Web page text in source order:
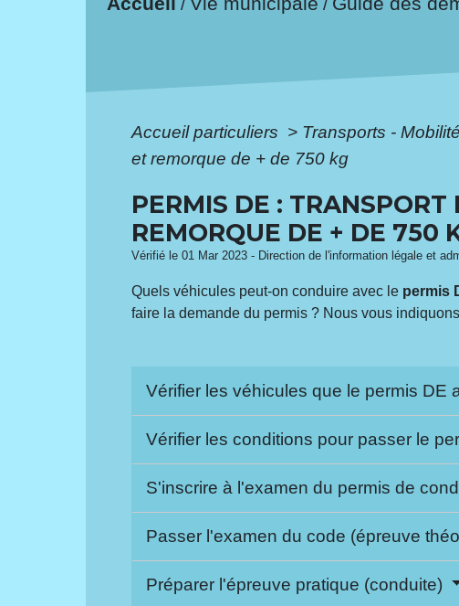
/ /
Accueil particuliers > Transports - Mobilité
et remorque de + de 750 kg
PERMIS DE : TRANSPORT
REMORQUE DE + DE 750
Vérifié le 01 Mar 2023 - Direction de l'information légale et
Quels véhicules peut-on conduire avec le permis
faire la demande du permis ? Nous vous
Vérifier les véhicules que le permis DE
Vérifier les conditions pour passer le
S'inscrire à l'examen du permis de
Passer l'examen du code (épreuve
Préparer l'épreuve pratique (conduite)